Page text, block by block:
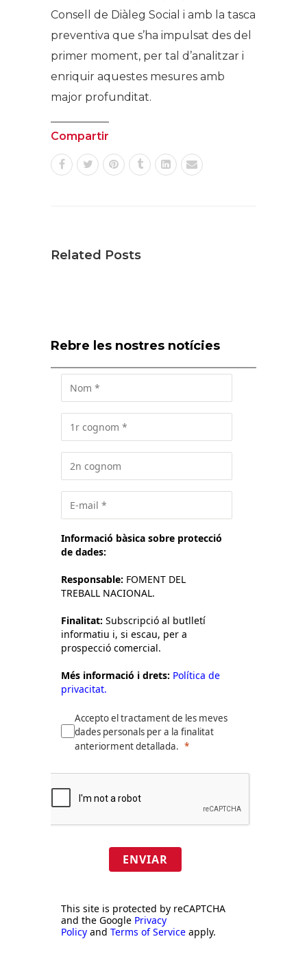
Consell de Diàleg Social i amb la tasca
preventiva que s’ha impulsat des del
primer moment, per tal d’analitzar i
enriquir aquestes mesures amb
major profunditat.
Compartir
Related Posts
Rebre les nostres notícies
Informació bàsica sobre protecció
de dades:
Responsable: FOMENT DEL
TREBALL NACIONAL.
Finalitat: Subscripció al butlletí
informatiu i, si escau, per a
prospecció comercial.
Més informació i drets: Política de
privacitat.
Accepto el tractament de les meves
dades personals per a la finalitat
anteriorment detallada.
ENVIAR
This site is protected by reCAPTCHA
and the Google Privacy
Policy and Terms of Service apply.